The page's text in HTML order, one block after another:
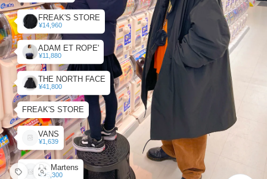
ADAM ET ROPE'
¥11,880
FREAK'S STORE
¥14,960
THE NORTH FACE
¥41,800
Dr. Martens
¥25,300
VANS
¥1,639
FREAK'S STORE